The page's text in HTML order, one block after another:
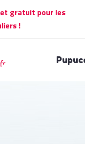
gratuit pour les
!